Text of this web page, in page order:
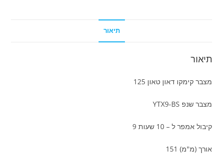
תיאור
תיאור
מצבר קימקו דאון טאון 125
מצבר שנפ YTX9-BS
קיבול אמפר ל – 10 שעות 9
אורך (מ"מ) 151